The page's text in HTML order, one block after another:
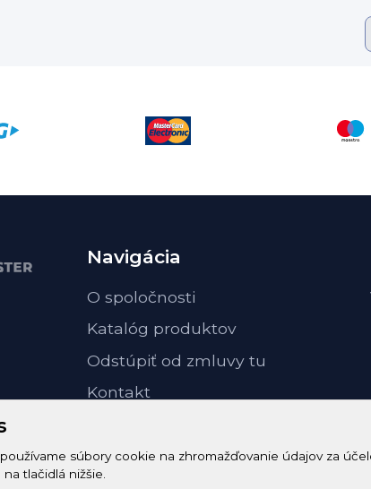
súbory cookie na zhromažďovanie údajov za
tlačidlá nižšie.
Navigácia
O spoločnosti
Katalóg produktov
Odstúpiť od zmluvy tu
Kontakt